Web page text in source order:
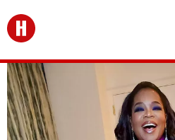
Перейти на главную